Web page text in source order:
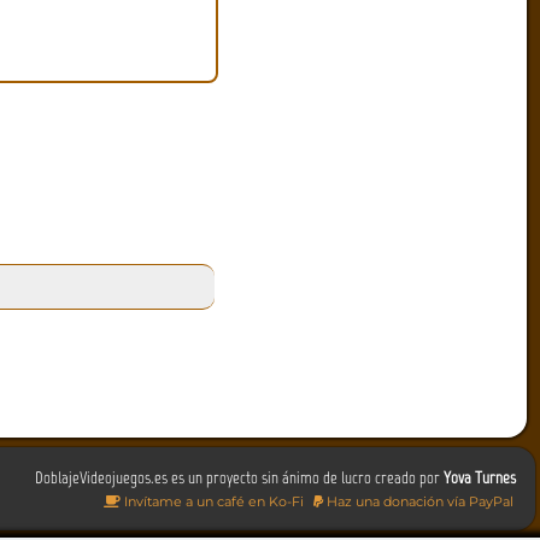
DoblajeVideojuegos.es es un proyecto sin ánimo de lucro creado porYova Turnes
Invítame a un café en Ko-Fi Haz una donación vía PayPal